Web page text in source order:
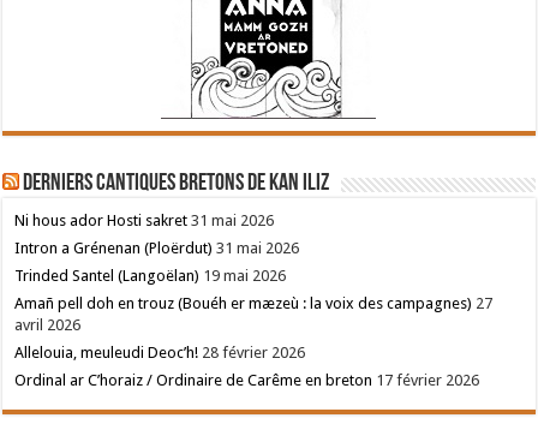
Derniers cantiques bretons de Kan Iliz
Ni hous ador Hosti sakret 31 mai 2026
Intron a Grénenan (Ploërdut) 31 mai 2026
Trinded Santel (Langoëlan) 19 mai 2026
Amañ pell doh en trouz (Bouéh er mæzeù : la voix des campagnes) 27
avril 2026
Allelouia, meuleudi Deoc’h! 28 février 2026
Ordinal ar C’horaiz / Ordinaire de Carême en breton 17 février 2026